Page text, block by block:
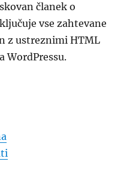
članek o
vse zahtevane
z ustreznimi HTML
WordPressu.